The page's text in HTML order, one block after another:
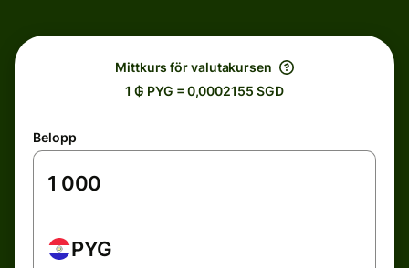
Mittkurs för valutakursen
1 ₲ PYG = 0,0002155 SGD
Belopp
PYG